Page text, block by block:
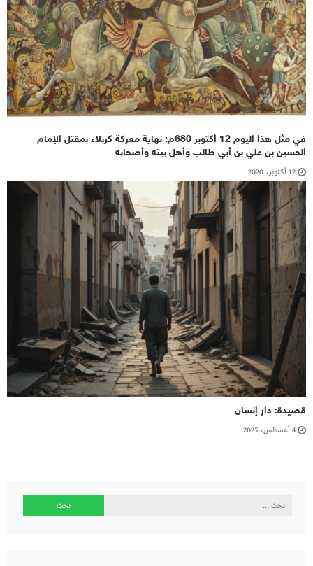
في مثل هذا اليوم 12 أكتوبر 680م: نهاية معركة كربلاء بمقتل الإمام
الحسين بن علي بن أبي طالب وأهل بيته وأصحابه
12 أكتوبر، 2020
قصيدة: دار إنسان
4 أغسطس، 2025
البحث